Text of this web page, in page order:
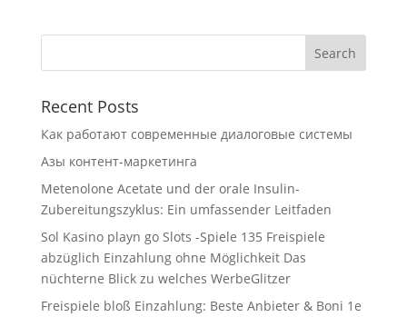
Recent Posts
Как работают современные диалоговые системы
Азы контент-маркетинга
Metenolone Acetate und der orale Insulin-
Zubereitungszyklus: Ein umfassender Leitfaden
Sol Kasino playn go Slots -Spiele 135 Freispiele
abzüglich Einzahlung ohne Möglichkeit Das
nüchterne Blick zu welches WerbeGlitzer
Freispiele bloß Einzahlung: Beste Anbieter & Boni 1e